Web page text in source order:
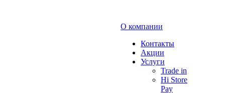
О компании
Контакты
Акции
Услуги
Trade in
Hi Store
Pay